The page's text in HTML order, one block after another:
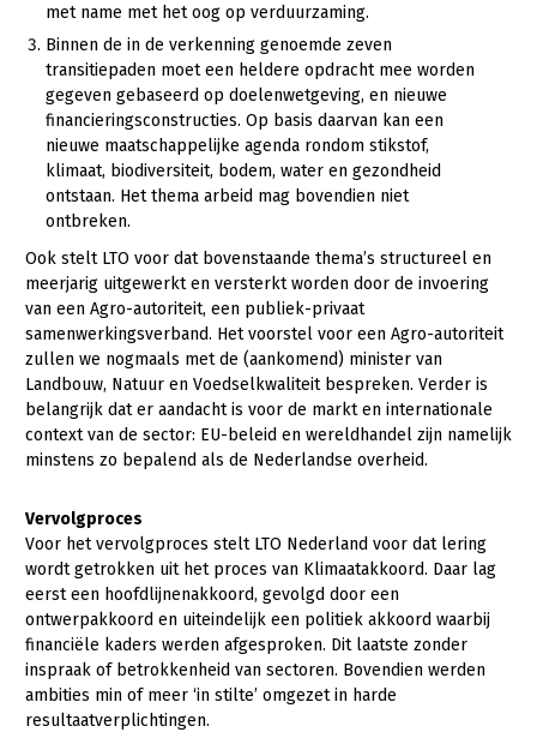
Biologische Landbouw
Bollenteelt
Bomen, vaste planten en zomerbloemen
Fruitteelt
Glastuinbouw
Paddenstoelen
Vollegrondsgroente
Multifunctionele landbouw
Multifunctioneel
Vrouw en Bedrijf
Onderwerpen
Nieuws
Nieuwsabonnement
Webinars
Over LTO
LTO Nederland
met name met het oog op verduurzaming.
Binnen de in de verkenning genoemde zeven
transitiepaden moet een heldere opdracht mee worden
gegeven gebaseerd op doelenwetgeving, en nieuwe
financieringsconstructies. Op basis daarvan kan een
nieuwe maatschappelijke agenda rondom stikstof,
klimaat, biodiversiteit, bodem, water en gezondheid
ontstaan. Het thema arbeid mag bovendien niet
ontbreken.
Ook stelt LTO voor dat bovenstaande thema’s structureel en
meerjarig uitgewerkt en versterkt worden door de invoering
van een Agro-autoriteit, een publiek-privaat
samenwerkingsverband. Het voorstel voor een Agro-autoriteit
zullen we nogmaals met de (aankomend) minister van
Landbouw, Natuur en Voedselkwaliteit bespreken. Verder is
belangrijk dat er aandacht is voor de markt en internationale
context van de sector: EU-beleid en wereldhandel zijn namelijk
minstens zo bepalend als de Nederlandse overheid.
Vervolgproces
Voor het vervolgproces stelt LTO Nederland voor dat lering
wordt getrokken uit het proces van Klimaatakkoord. Daar lag
eerst een hoofdlijnenakkoord, gevolgd door een
ontwerpakkoord en uiteindelijk een politiek akkoord waarbij
financiële kaders werden afgesproken. Dit laatste zonder
inspraak of betrokkenheid van sectoren. Bovendien werden
ambities min of meer ‘in stilte’ omgezet in harde
resultaatverplichtingen.